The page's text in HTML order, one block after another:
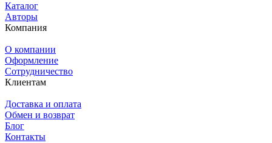
Каталог
Авторы
Компания
О компании
Оформление
Сотрудничество
Клиентам
Доставка и оплата
Обмен и возврат
Блог
Контакты